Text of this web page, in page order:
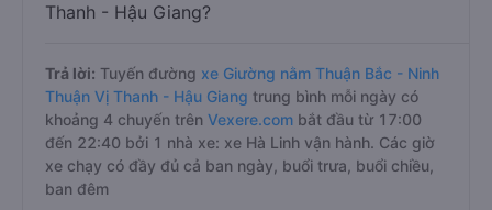
Thanh - Hậu Giang?
Trả lời: Tuyến đường xe Giường nằm Thuận Bắc - Ninh
Thuận Vị Thanh - Hậu Giang trung bình mỗi ngày có
khoảng 4 chuyến trên Vexere.com bắt đầu từ 17:00
đến 22:40 bởi 1 nhà xe: xe Hà Linh vận hành. Các giờ
xe chạy có đầy đủ cả ban ngày, buổi trưa, buổi chiều,
ban đêm